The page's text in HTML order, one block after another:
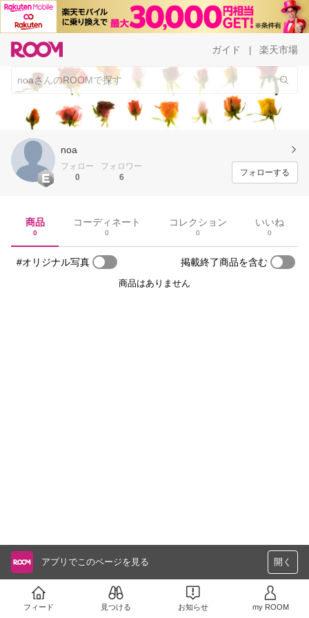
ガイド 楽天市場
noa
フォロー
0
フォロワー
6
フォローする
商品
0
コーディネート
0
コレクション
0
いいね
0
#オリジナル写真 掲載終了商品を含む
商品はありません
アプリでこのページを見る 開く
フィード 見つける お知らせ my ROOM